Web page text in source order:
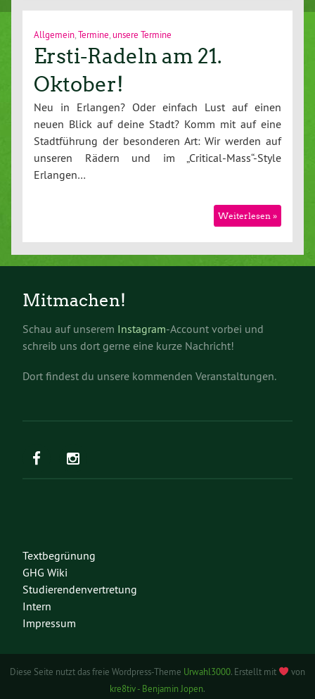
Allgemein Termine unsere Termine
Ersti-Radeln am 21.
Oktober!
Neu in Erlangen? Oder einfach Lust auf einen
neuen Blick auf deine Stadt? Komm mit auf eine
Stadtführung der besonderen Art: Wir werden auf
unseren Rädern und im „Critical-Mass“-Style
Erlangen…
Weiterlesen »
Mitmachen!
Schau auf unserem Instagram-Account vorbei und
schreib uns dort gerne eine kurze Nachricht!
Dort findest du unsere kommenden Veranstaltungen.
Textbegrünung
GHG Wiki
Studierendenvertretung
Intern
Impressum
Diese Seite nutzt das freie Wordpress-Theme Urwahl3000. Erstellt mit
von
kre8tiv - Benjamin Jopen.